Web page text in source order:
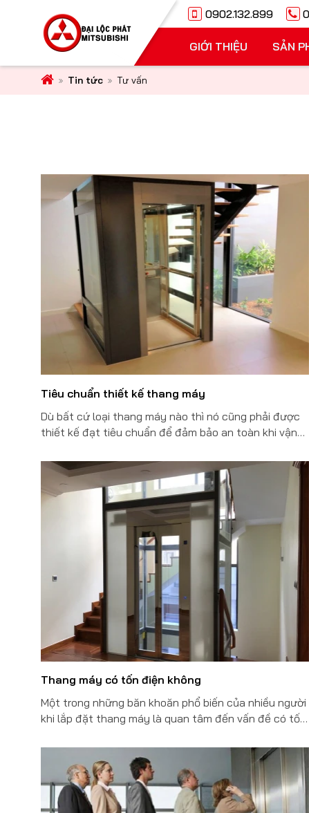
0902.132.899
GIỚI THIỆU SẢN
Tin tức Tư vấn
Tiêu chuẩn thiết kế thang máy
Dù bất cứ loại thang máy nào thì nó cũng phải được
thiết kế đạt tiêu chuẩn để đảm bảo an toàn khi vận
phải tuân theo quy định nghiêm ngặt. Tùy theo từng
loại bệnh viện mà sẽ cần phải đáp ứng những tiêu
chuẩn thiết kế nhất định.
Thang máy có tốn điện không
Một trong những băn khoăn phổ biến của nhiều người
khi lắp đặt thang máy là quan tâm đến vấn đề có tốn
sẽ phân tích chi tiết về mức tiêu thụ điện của thang
máy gia đình và những yếu tố ảnh hưởng đến chi phí
điện năng.